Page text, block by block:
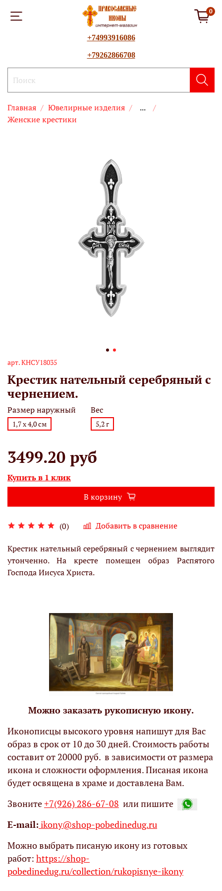
0
+74993916086
+79262866708
Главная Ювелирные изделия
...
Женские крестики
арт.КНСУ18035
Крестик нательный серебряный с
чернением.
(0) Добавить в сравнение
Размер наружный
1,7 х 4,0 см
Вес
5,2 г
3499.20 руб
Купить в 1 клик
В корзину
Крестик нательный серебряный с чернением выглядит
утонченно. На кресте помещен образ Распятого
Господа Иисуса Христа.
Можно заказать рукописную икону.
Иконописцы высокого уровня напишут для Вас
образ в срок от 10 до 30 дней. Стоимость работы
составит от 20000 руб. в зависимости от размера
икона и сложности оформления. Писаная икона
будет освящена в храме и доставлена Вам.
Звоните+7(926) 286-67-08 или пишите
Е-mail: ikony@shop-pobedinedug.ru
Можно выбрать писаную икону из готовых
работ: https://shop-
pobedinedug.ru/collection/rukopisnye-ikony